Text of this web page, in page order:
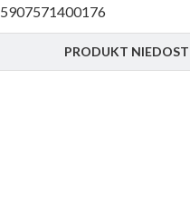
5907571400176
PRODUKT